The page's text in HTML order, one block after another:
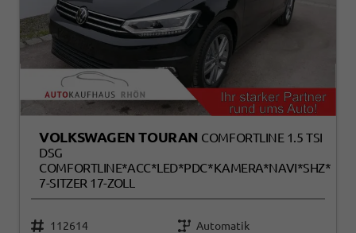
VOLKSWAGEN TOURAN COMFORTLINE 1.5 TSI
DSG
COMFORTLINE*ACC*LED*PDC*KAMERA*NAVI*SHZ*
7-SITZER 17-ZOLL
112614
Automatik